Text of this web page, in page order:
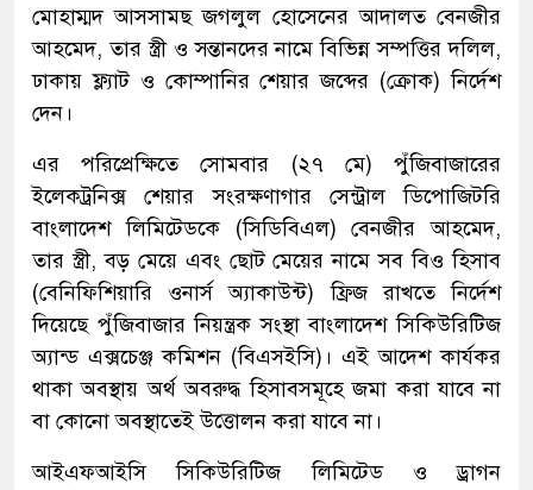
মোহাম্মদ আসসামছ জগলুল হোসেনের আদালত বেনজীর
আহমেদ, তার স্ত্রী ও সন্তানদের নামে বিভিন্ন সম্পত্তির দলিল,
ঢাকায় ফ্ল্যাট ও কোম্পানির শেয়ার জব্দের (ক্রোক) নির্দেশ
দেন।
এর পরিপ্রেক্ষিতে সোমবার (২৭ মে) পুঁজিবাজারের
ইলেকট্রনিক্স শেয়ার সংরক্ষণাগার সেন্ট্রাল ডিপোজিটরি
বাংলাদেশ লিমিটেডকে (সিডিবিএল) বেনজীর আহমেদ,
তার স্ত্রী, বড় মেয়ে এবং ছোট মেয়ের নামে সব বিও হিসাব
(বেনিফিশিয়ারি ওনার্স অ্যাকাউন্ট) ফ্রিজ রাখতে নির্দেশ
দিয়েছে পুঁজিবাজার নিয়ন্ত্রক সংস্থা বাংলাদেশ সিকিউরিটিজ
অ্যান্ড এক্সচেঞ্জ কমিশন (বিএসইসি)। এই আদে‌শ কার্যকর
থাকা অবস্থায় অর্থ অবরুদ্ধ হিসাবসমূহে জমা করা যাবে না
বা কোনো অবস্থাতেই উত্তোলন করা যাবে না।
আইএফআইসি সিকিউরিটিজ লিমিটেড ও ড্রাগন